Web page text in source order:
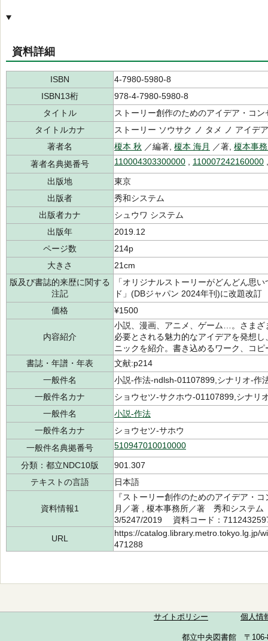
資料詳細
ISBN
4-7980-5980-8
ISBN13桁
978-4-7980-5980-8
タイトル
ストーリー創作のためのアイデア・コ
タイトルカナ
ストーリー ソウサク ノ タメ ノ アイデ
著者名
榎本 秋 ／編著, 榎本 海月 ／著, 榎本事
著者名典拠番号
110004303300000 110007242160000
出版地
東京
出版者
秀和システム
出版者カナ
シュウワ システム
出版年
2019.12
ページ数
214p
大きさ
21cm
版及び書誌的来歴に関する
注記
「オリジナルストーリーがどんどん思
ド」(DBジャパン 2024年刊)に改題改訂
価格
¥1500
内容紹介
小説、漫画、アニメ、ゲーム…。さま
必要とされる魅力的なアイデアを発想
ニックを紹介。書き込めるワーク、コ
書誌・年譜・年表
文献:p214
一般件名
小説-作法-ndlsh-01107899,シナリオ-作
一般件名カナ
ショウセツ-サクホウ-01107899,シナリ
一般件名
小説-作法
一般件名カナ
ショウセツ-サホウ
一般件名典拠番号
510947010010000
分類：都立NDC10版
901.307
テキストの言語
日本語
資料情報1
『ストーリー創作のためのアイデア・
月／著 , 榎本事務所／著 秀和システ
3/5247/2019 資料コード：
URL
https://catalog.library.metro.tokyo.lg.jp/
471288
サイトポリシー 個人情
都立中央図書館 〒